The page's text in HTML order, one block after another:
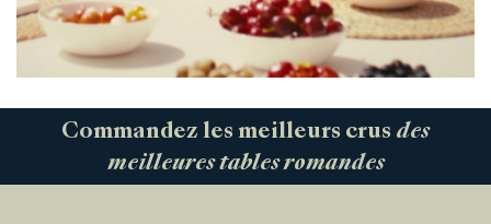
Commandez les meilleurs crus des
meilleures tables romandes